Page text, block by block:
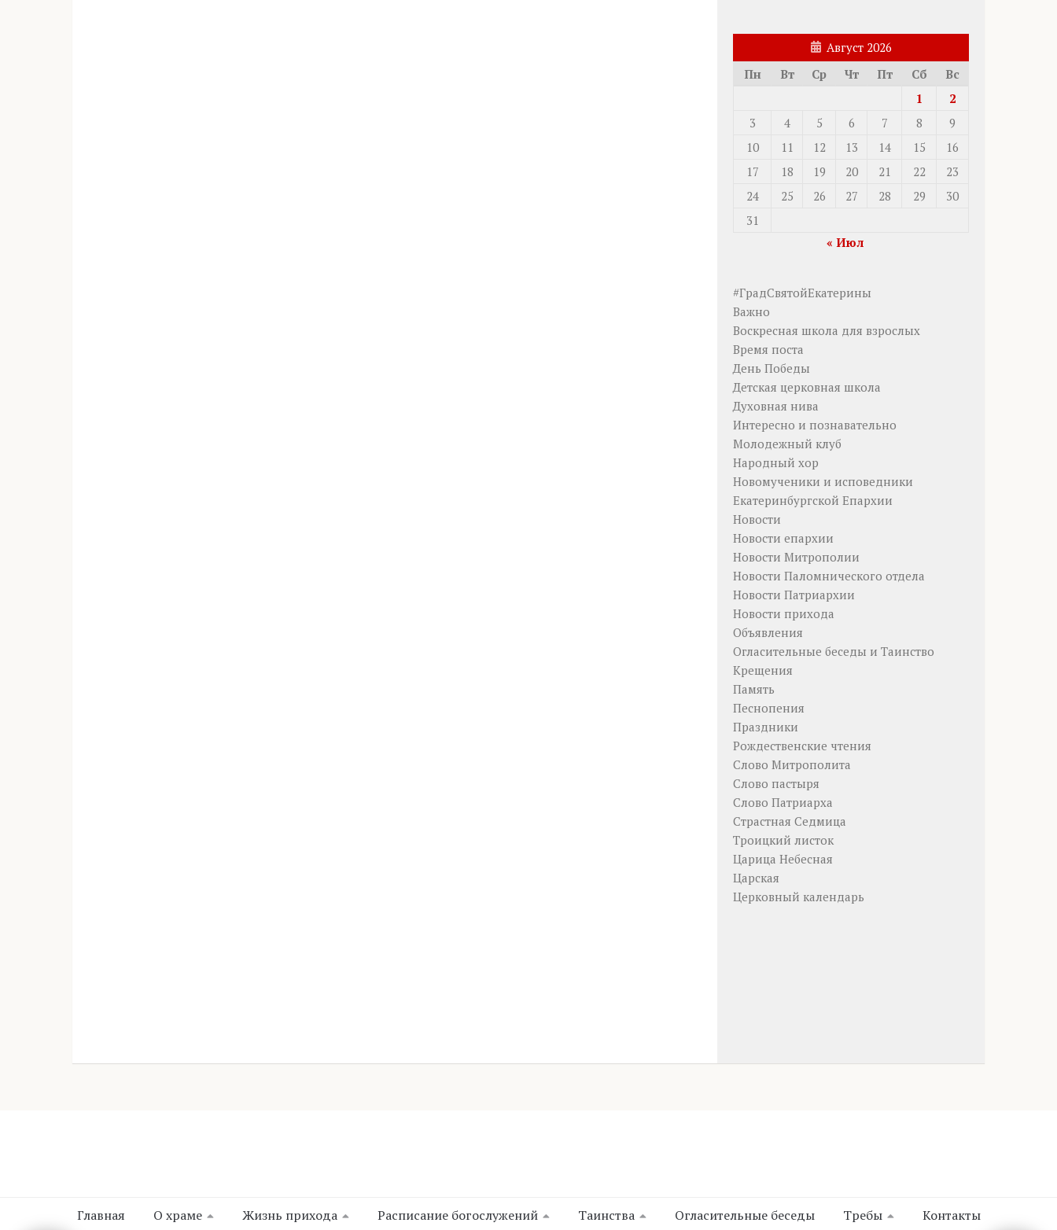
Август 2026
Пн
Вт Ср Чт Пт Сб
Вс
1
2
3
4 5 6 7 8
9
10
11 12 13 14 15
16
17
18 19 20 21 22
23
24
25 26 27 28 29
30
31
« Июл
#ГрадСвятойЕкатерины
Важно
Воскресная школа для взрослых
Время поста
День Победы
Детская церковная школа
Духовная нива
Интересно и познавательно
Молодежный клуб
Народный хор
Новомученики и исповедники
Екатеринбургской Епархии
Новости
Новости епархии
Новости Митрополии
Новости Паломнического отдела
Новости Патриархии
Новости прихода
Объявления
Огласительные беседы и Таинство
Крещения
Память
Песнопения
Праздники
Рождественские чтения
Слово Митрополита
Слово пастыря
Слово Патриарха
Страстная Седмица
Троицкий листок
Царица Небесная
Царская
Церковный календарь
Главная О храме Жизнь прихода Расписание богослужений Таинства Огласительные беседы Требы Контакты